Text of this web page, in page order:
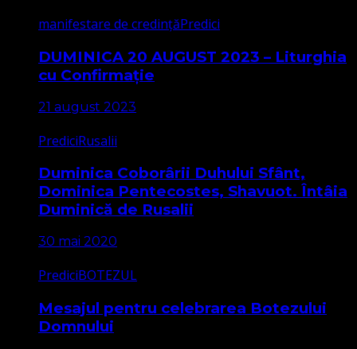
manifestare de credințăPredici
DUMINICA 20 AUGUST 2023 – Liturghia
cu Confirmație
21 august 2023
PrediciRusalii
Duminica Coborârii Duhului Sfânt,
Dominica Pentecostes, Shavuot. Întâia
Duminică de Rusalii
30 mai 2020
PrediciBOTEZUL
Mesajul pentru celebrarea Botezului
Domnului